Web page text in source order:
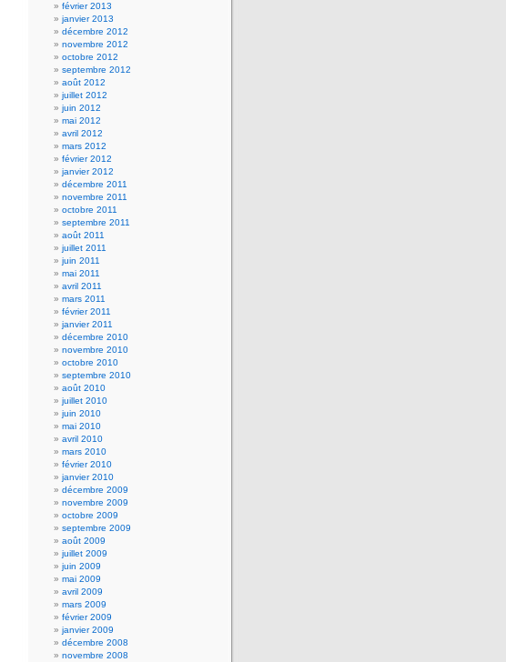
février 2013
janvier 2013
décembre 2012
novembre 2012
octobre 2012
septembre 2012
août 2012
juillet 2012
juin 2012
mai 2012
avril 2012
mars 2012
février 2012
janvier 2012
décembre 2011
novembre 2011
octobre 2011
septembre 2011
août 2011
juillet 2011
juin 2011
mai 2011
avril 2011
mars 2011
février 2011
janvier 2011
décembre 2010
novembre 2010
octobre 2010
septembre 2010
août 2010
juillet 2010
juin 2010
mai 2010
avril 2010
mars 2010
février 2010
janvier 2010
décembre 2009
novembre 2009
octobre 2009
septembre 2009
août 2009
juillet 2009
juin 2009
mai 2009
avril 2009
mars 2009
février 2009
janvier 2009
décembre 2008
novembre 2008